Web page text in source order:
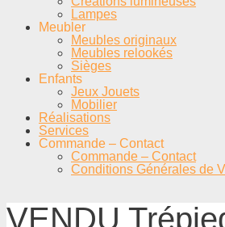
Lampes
Meubler
Meubles originaux
Meubles relookés
Sièges
Enfants
Jeux Jouets
Mobilier
Réalisations
Services
Commande – Contact
Commande – Contact
Conditions Générales de
VENDU